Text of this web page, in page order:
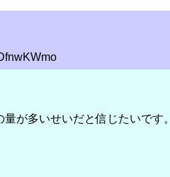
が多いせいだと信じたいです。